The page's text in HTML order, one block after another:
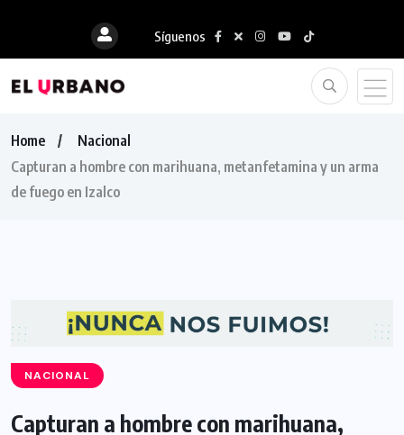
Síguenos
Home
Nacional
Capturan a hombre con marihuana, metanfetamina y un arma
de fuego en Izalco
NACIONAL
Capturan a hombre con marihuana,